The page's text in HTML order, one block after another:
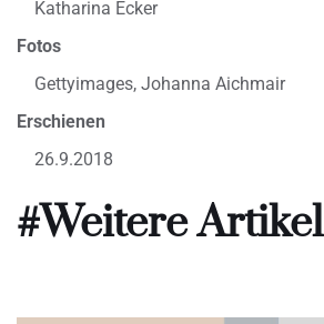
Katharina Ecker
Fotos
Gettyimages, Johanna Aichmair
Erschienen
26.9.2018
#Weitere Artikel